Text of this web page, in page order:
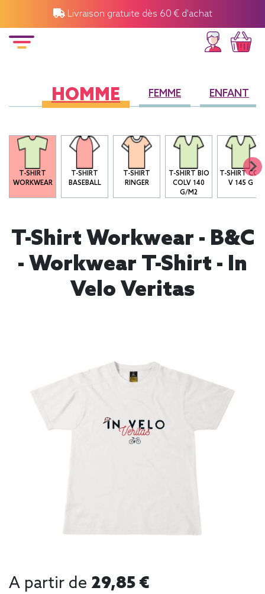
Livraison gratuite dès 60 € d'achat
HOMME FEMME ENFANT
T-SHIRT
WORKWEAR
T-SHIRT
BASEBALL
T-SHIRT
RINGER
T-SHIRT BIO
COLV 140
G/M2
T-SHIRT COL
V 145 G
T-Shirt Workwear - B&C
- Workwear T-Shirt - In
Velo Veritas
A partir de 29,85 €